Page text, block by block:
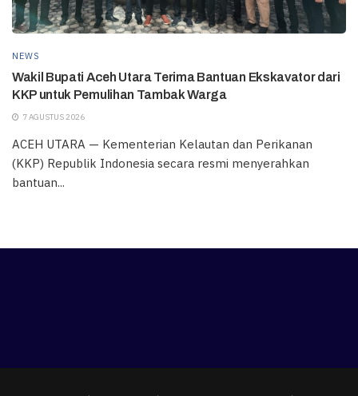
NEWS
Wakil Bupati Aceh Utara Terima Bantuan Ekskavator dari
KKP untuk Pemulihan Tambak Warga
7 AGUSTUS 2026
ACEH UTARA — Kementerian Kelautan dan Perikanan
(KKP) Republik Indonesia secara resmi menyerahkan
bantuan...